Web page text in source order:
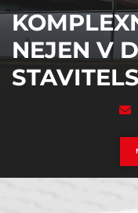
NEJEN V